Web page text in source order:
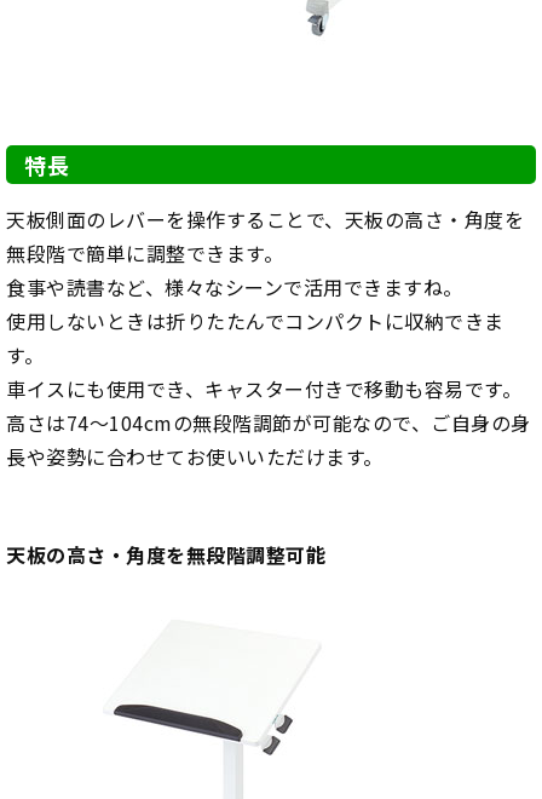
特長
天板側面のレバーを操作することで、天板の高さ・角度を
無段階で簡単に調整できます。
食事や読書など、様々なシーンで活用できますね。
使用しないときは折りたたんでコンパクトに収納できま
す。
車イスにも使用でき、キャスター付きで移動も容易です。
高さは74～104cmの無段階調節が可能なので、ご自身の身
長や姿勢に合わせてお使いいただけます。
天板の高さ・角度を無段階調整可能